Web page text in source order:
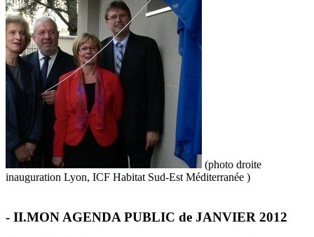
(photo droite
inauguration Lyon, ICF Habitat Sud-Est Méditerranée )
- II.MON AGENDA PUBLIC de JANVIER 2012